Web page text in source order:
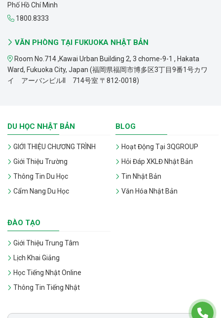
Phố Hồ Chí Minh
1800.8333
VĂN PHÒNG TẠI FUKUOKA NHẬT BẢN
Room No.714 ,Kawai Urban Building 2, 3 chome-9-1 , Hakata
Ward, Fukuoka City, Japan (福岡県福岡市博多区3丁目9番1号カワ
イ アーバンビルII 714号室 〒812-0018)
DU HỌC NHẬT BẢN
GIỚI THIỆU CHƯƠNG TRÌNH
Giới Thiệu Trường
Thông Tin Du Học
Cẩm Nang Du Học
BLOG
Hoạt Động Tại 3QGROUP
Hỏi Đáp XKLĐ Nhật Bản
Tin Nhật Bản
Văn Hóa Nhật Bản
ĐÀO TẠO
Giới Thiệu Trung Tâm
Lịch Khai Giảng
Học Tiếng Nhật Online
Thông Tin Tiếng Nhật